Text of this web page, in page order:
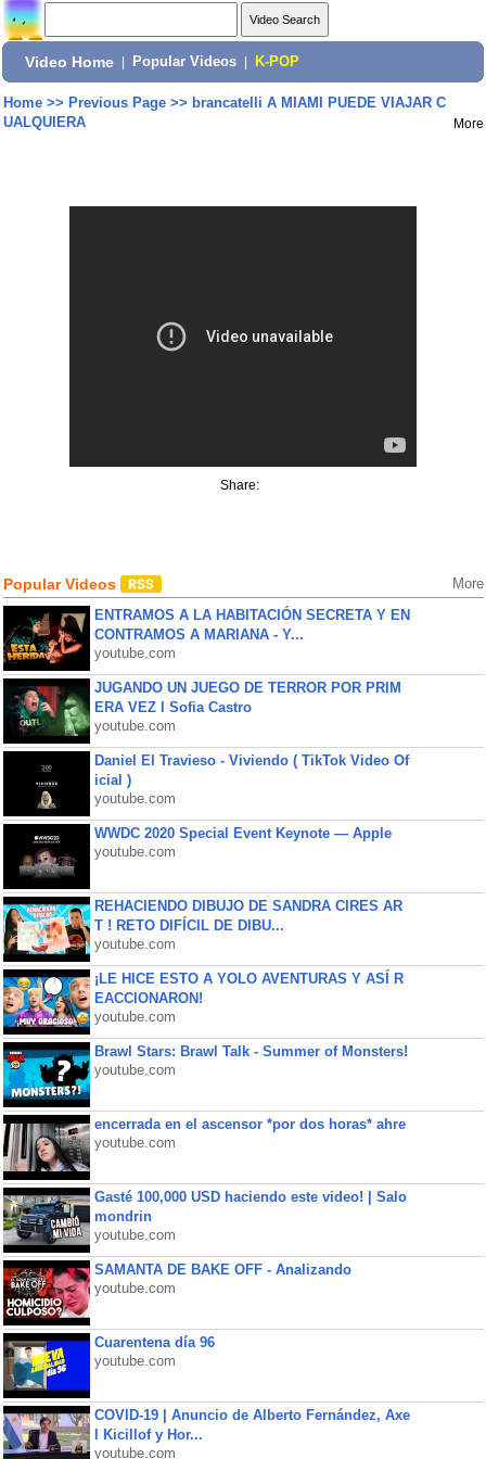
Video Home Popular Videos K-POP
Home>> Previous Page>> brancatelli A MIAMI PUEDE VIAJAR C
UALQUIERA
More
Share:
Popular Videos More
ENTRAMOS A LA HABITACIÓN SECRETA Y EN
CONTRAMOS A MARIANA - Y...
youtube.com
JUGANDO UN JUEGO DE TERROR POR PRIM
ERA VEZ l Sofia Castro
youtube.com
Daniel El Travieso - Viviendo ( TikTok Video Of
icial )
youtube.com
WWDC 2020 Special Event Keynote — Apple
youtube.com
REHACIENDO DIBUJO DE SANDRA CIRES AR
T ! RETO DIFÍCIL DE DIBU...
youtube.com
¡LE HICE ESTO A YOLO AVENTURAS Y ASÍ R
EACCIONARON!
youtube.com
Brawl Stars: Brawl Talk - Summer of Monsters!
youtube.com
encerrada en el ascensor *por dos horas* ahre
youtube.com
Gasté 100,000 USD haciendo este video! | Salo
mondrin
youtube.com
SAMANTA DE BAKE OFF - Analizando
youtube.com
Cuarentena día 96
youtube.com
COVID-19 | Anuncio de Alberto Fernández, Axe
l Kicillof y Hor...
youtube.com